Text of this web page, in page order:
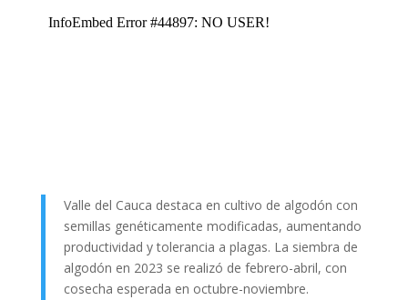
Valle del Cauca destaca en cultivo de algodón con
semillas genéticamente modificadas, aumentando
productividad y tolerancia a plagas. La siembra de
algodón en 2023 se realizó de febrero-abril, con
cosecha esperada en octubre-noviembre.